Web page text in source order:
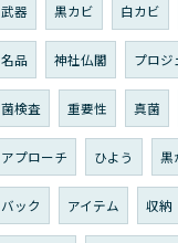
武器 黒カビ 白カビ
名品 神社仏閣 プロジ
菌検査 重要性 真菌
アプローチ ひよう 黒
バック アイテム 収納